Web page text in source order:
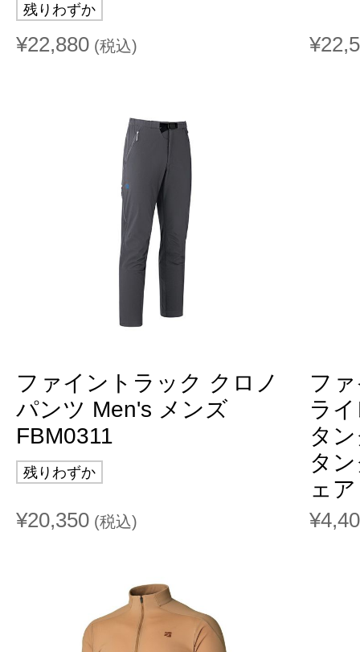
残りわずか
¥22,880 (税込)
ファイントラック クロノ
パンツ Men's メンズ
FBM0311
残りわずか
¥20,350 (税込)
フ
ラ
タ
タ
ェ